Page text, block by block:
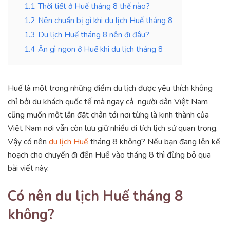
1.1 Thời tiết ở Huế tháng 8 thế nào?
1.2 Nên chuẩn bị gì khi du lịch Huế tháng 8
1.3 Du lịch Huế tháng 8 nên đi đâu?
1.4 Ăn gì ngon ở Huế khi du lịch tháng 8
Huế là một trong những điểm du lịch được yêu thích không
chỉ bởi du khách quốc tế mà ngay cả người dân Việt Nam
cũng muốn một lần đặt chân tới nơi từng là kinh thành của
Việt Nam nơi vẫn còn lưu giữ nhiều di tích lịch sử quan trọng.
Vậy có nên du lịch Huếtháng 8 không? Nếu bạn đang lên kế
hoạch cho chuyến đi đến Huế vào tháng 8 thì đừng bỏ qua
bài viết này.
Có nên du lịch Huế tháng 8
không?